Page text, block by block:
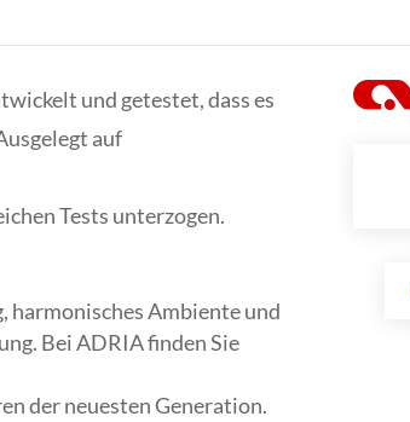
und getestet, dass es
auf
Tests unterzogen.
harmonisches Ambiente und
Bei ADRIA finden Sie
der neuesten Generation.